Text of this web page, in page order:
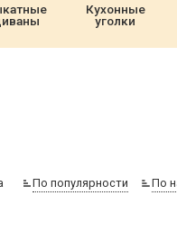
Кухонные
уголки
По популярности По